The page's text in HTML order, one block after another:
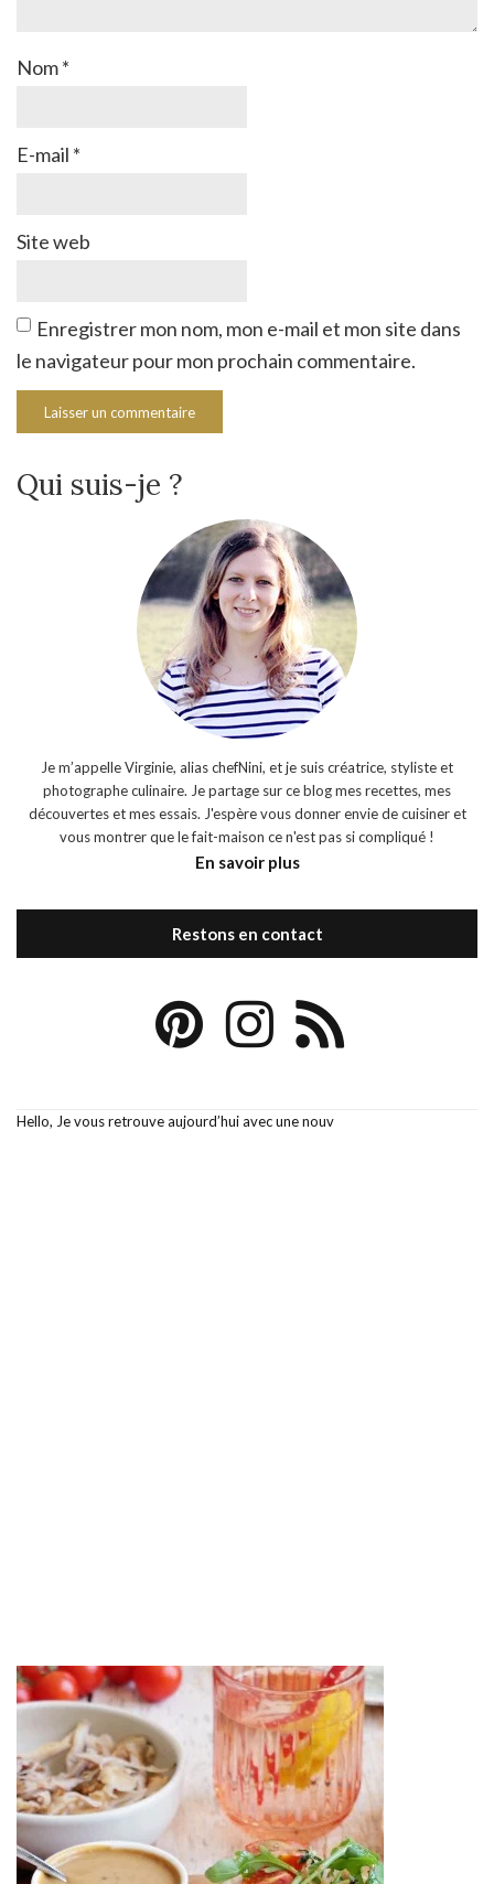
Nom*
E-mail *
Site web
Enregistrer mon nom, mon e-mail et mon site dans
le navigateur pour mon prochain commentaire.
Qui suis-je ?
Je m’appelle Virginie, alias chefNini, et je suis créatrice, styliste et
photographe culinaire. Je partage sur ce blog mes recettes, mes
découvertes et mes essais. J'espère vous donner envie de cuisiner et
vous montrer que le fait-maison ce n'est pas si compliqué !
En savoir plus
Restons en contact
Hello, Je vous retrouve aujourd’hui avec une nouv